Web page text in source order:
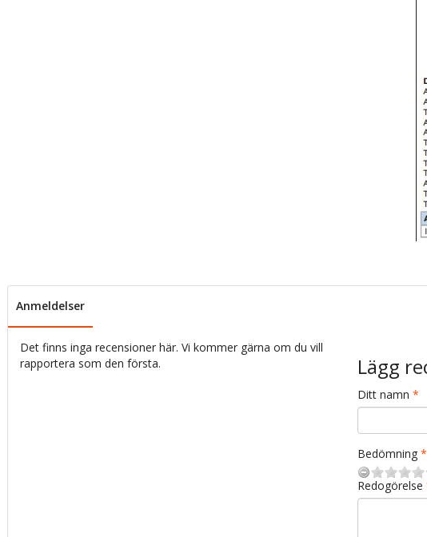
Anmeldelser
Det finns inga recensioner här. Vi kommer gärna om du vill
rapportera som den första.
Lägg
Ditt namn
Bedömning
Redogörelse